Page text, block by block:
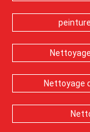
Nettoyage